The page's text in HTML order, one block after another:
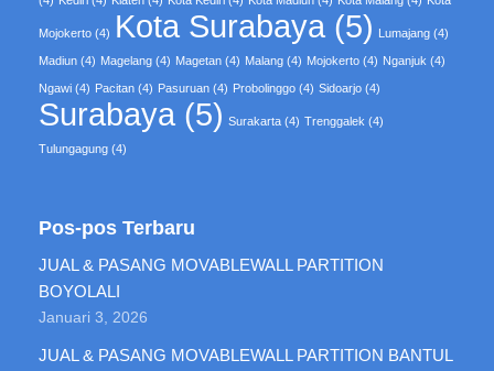
Mojokerto (4) Kota Surabaya (5) Lumajang (4)
Madiun (4) Magelang (4) Magetan (4) Malang (4) Mojokerto (4) Nganjuk (4)
Ngawi (4) Pacitan (4) Pasuruan (4) Probolinggo (4) Sidoarjo (4)
Surabaya (5) Surakarta (4) Trenggalek (4)
Tulungagung (4)
Pos-pos Terbaru
JUAL & PASANG MOVABLEWALL PARTITION
BOYOLALI
Januari 3, 2026
JUAL & PASANG MOVABLEWALL PARTITION BANTUL